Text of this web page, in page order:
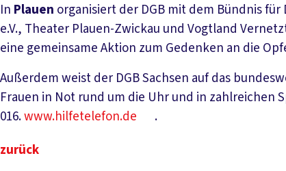
In Plauen organisiert der DGB mit dem Bündnis
e.V., Theater Plauen-Zwickau und Vogtland
eine gemeinsame Aktion zum Gedenken an die
Außerdem weist der DGB Sachsen auf das
Frauen in Not rund um die Uhr und in zahlreichen
016.www.hilfetelefon.de
.
zurück